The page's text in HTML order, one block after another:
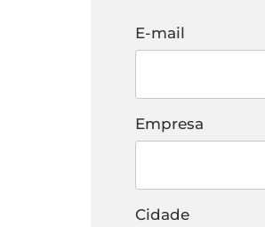
E-mail
Empresa
Cidade